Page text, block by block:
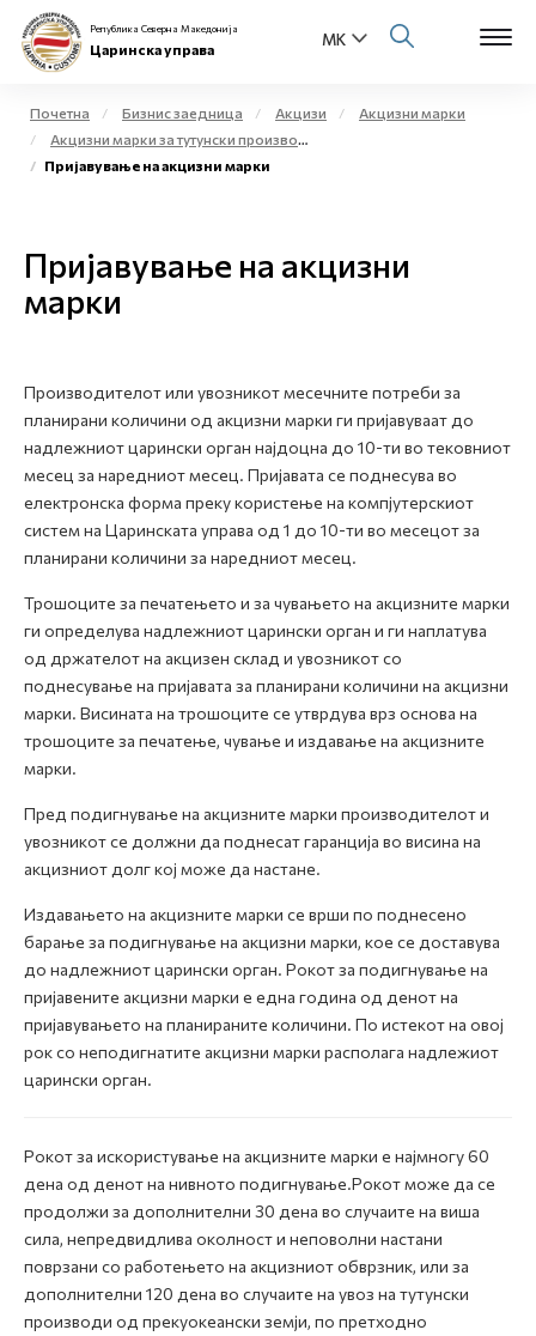
За нас
Бизнис заедница
Медиа центар
Контакт
Е-Весник
Република Северна Македонија
Царинска управа
Почетна Бизнис заедница Акцизи
Акцизни марки
Акцизни марки за тутунски производи
Пријавување на акцизни марки
Пријавување на акцизни
марки
Производителот или увозникот месечните потреби за
планирани количини од акцизни марки ги пријавуваат до
надлежниот царински орган најдоцна до 10-ти во тековниот
месец за наредниот месец. Пријавата се поднесува во
електронска форма преку користење на компјутерскиот
систем на Царинската управа од 1 до 10-ти во месецот за
планирани количини за наредниот месец.
Трошоците за печатењето и за чувањето на акцизните марки
ги определува надлежниот царински орган и ги наплатува
од држателот на акцизен склад и увозникот со
поднесување на пријавата за планирани количини на акцизни
марки. Висината на трошоците се утврдува врз основа на
трошоците за печатење, чување и издавање на акцизните
марки.
Пред подигнување на акцизните марки производителот и
увозникот се должни да поднесат гаранција во висина на
акцизниот долг кој може да настане.
Издавањето на акцизните марки се врши по поднесено
барање за подигнување на акцизни марки, кое се доставува
до надлежниот царински орган. Рокот за подигнување на
пријавените акцизни марки е една година од денот на
пријавувањето на планираните количини. По истекот на овој
рок со неподигнатите акцизни марки располага надлежиот
царински орган.
Рокот за искористување на акцизните марки е најмногу 60
дена од денот на нивното подигнување.Рокот може да се
продолжи за дополнителни 30 дена во случаите на виша
сила, непредвидлива околност и неповолни настани
поврзани со работењето на акцизниот обврзник, или за
дополнителни 120 дена во случаите на увоз на тутунски
производи од прекуокеански земји, по претходно